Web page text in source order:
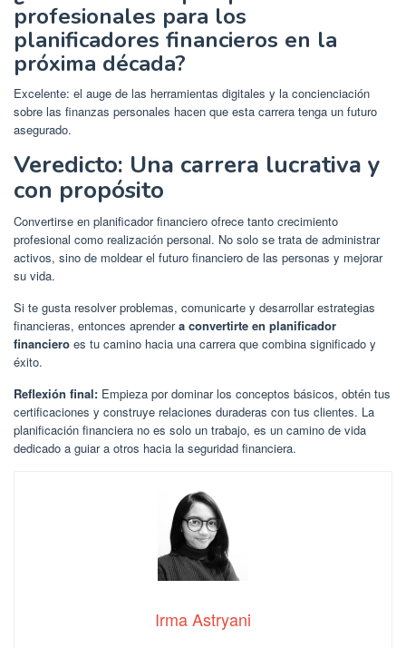
profesionales para los
planificadores financieros en la
próxima década?
Excelente: el auge de las herramientas digitales y la concienciación
sobre las finanzas personales hacen que esta carrera tenga un futuro
asegurado.
Veredicto: Una carrera lucrativa y
con propósito
Convertirse en planificador financiero ofrece tanto crecimiento
profesional como realización personal. No solo se trata de administrar
activos, sino de moldear el futuro financiero de las personas y mejorar
su vida.
Si te gusta resolver problemas, comunicarte y desarrollar estrategias
financieras, entonces aprendera convertirte en planificador
financiero es tu camino hacia una carrera que combina significado y
éxito.
Reflexión final: Empieza por dominar los conceptos básicos, obtén tus
certificaciones y construye relaciones duraderas con tus clientes. La
planificación financiera no es solo un trabajo, es un camino de vida
dedicado a guiar a otros hacia la seguridad financiera.
Irma Astryani